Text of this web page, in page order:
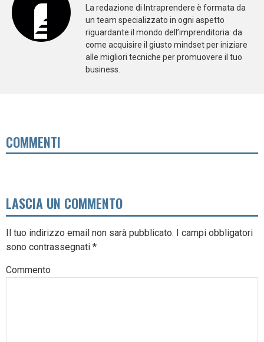
La redazione di Intraprendere è formata da
un team specializzato in ogni aspetto
riguardante il mondo dell’imprenditoria: da
come acquisire il giusto mindset per iniziare
alle migliori tecniche per promuovere il tuo
business.
COMMENTI
LASCIA UN COMMENTO
Il tuo indirizzo email non sarà pubblicato. I campi obbligatori
sono contrassegnati *
Commento